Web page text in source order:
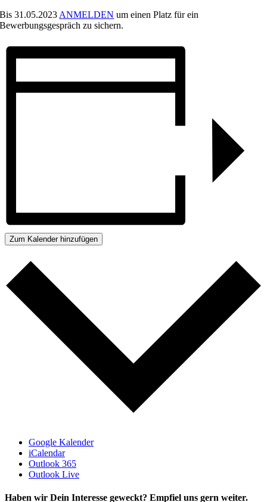
Bis 31.05.2023 ANMELDEN um einen Platz für ein
Bewerbungsgespräch zu sichern.
Zum Kalender hinzufügen
Google Kalender
iCalendar
Outlook 365
Outlook Live
Haben wir Dein Interesse geweckt? Empfiel uns gern weiter.